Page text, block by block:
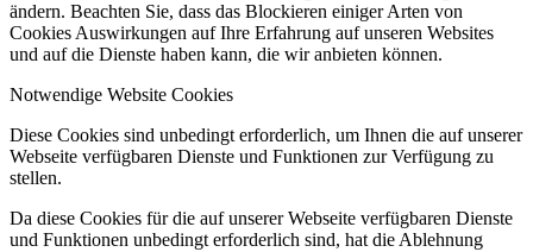
ändern. Beachten Sie, dass das Blockieren einiger Arten von
Cookies Auswirkungen auf Ihre Erfahrung auf unseren Websites
und auf die Dienste haben kann, die wir anbieten können.
Notwendige Website Cookies
Diese Cookies sind unbedingt erforderlich, um Ihnen die auf unserer
Webseite verfügbaren Dienste und Funktionen zur Verfügung zu
stellen.
Da diese Cookies für die auf unserer Webseite verfügbaren Dienste
und Funktionen unbedingt erforderlich sind, hat die Ablehnung